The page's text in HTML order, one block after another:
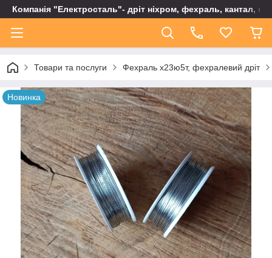
Компанія "Електросталь"- дріт ніхром, фехраль, кантал,
Товари та послуги Фехраль х23ю5т, фехралевий дріт
Новинка